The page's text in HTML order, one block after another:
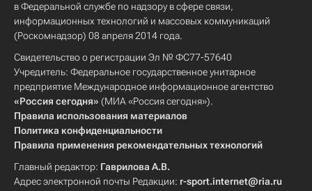
в Федеральной службе по надзору в сфере связи,
информационных технологий и массовых коммуникаций
(Роскомнадзор) 08 апреля 2014 года.
Свидетельство о регистрации Эл № ФС77-57640
Учредитель: Федеральное государственное унитарное
предприятие Международное информационное агентство
«Россия сегодня» (МИА «Россия сегодня»).
Правила использования материалов
Политика конфиденциальности
Правила применения рекомендательных технологий
Главный редактор: Гаврилова А.В.
Адрес электронной почты Редакции: r-sport.internet@ria.ru